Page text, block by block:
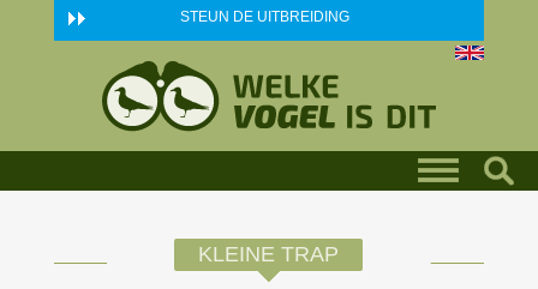
Skip to main content STEUN DE UITBREIDING
KLEINE TRAP